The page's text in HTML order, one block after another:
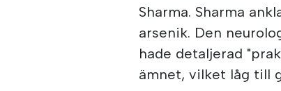
Sharma. Sharma
arsenik. Den
hade detaljerad
ämnet, vilket låg till